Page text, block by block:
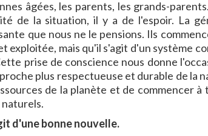
âgées, les parents, les grands-
de la situation, il y a de l'espoir. La
que nous ne le pensions. Ils
exploitée, mais qu'il s'agit d'un système
prise de conscience nous donne
plus respectueuse et durable de la
de la planète et de commencer
d'une bonne nouvelle.